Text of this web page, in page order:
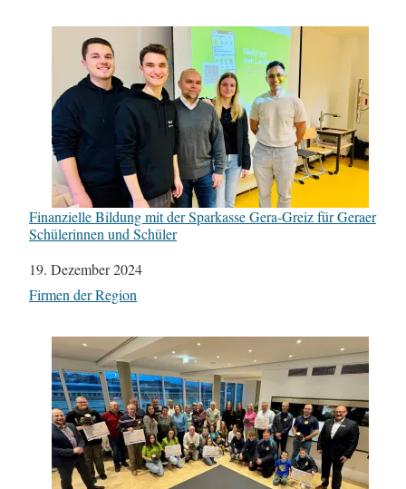
Finanzielle Bildung mit der Sparkasse Gera-Greiz für Geraer
Schülerinnen und Schüler
Datum
19. Dezember 2024
In Bezug auf
Firmen der Region